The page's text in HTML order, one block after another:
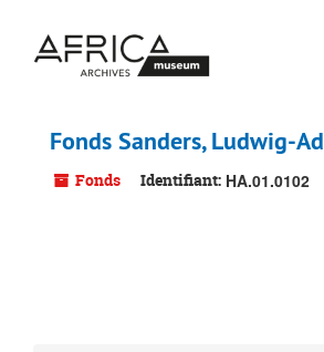
contenu
Fonds Sanders, Ludwig-
Fonds Identifiant: HA.01.0102